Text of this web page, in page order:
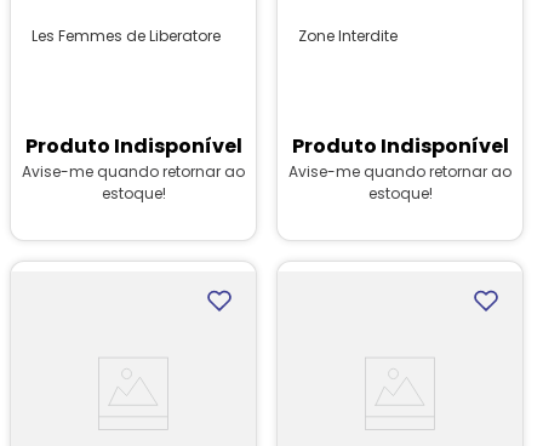
Les Femmes de Liberatore
Produto Indisponível
Avise-me quando retornar ao
estoque!
Zone Interdite
Produto Indisponível
Avise-me quando retornar ao
estoque!